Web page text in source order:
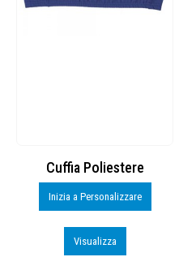
Cuffia Poliestere
Inizia a Personalizzare
Visualizza